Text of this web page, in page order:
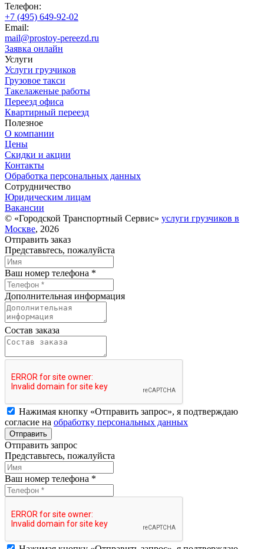
Телефон:
+7 (495) 649-92-02
Email:
mail@prostoy-pereezd.ru
Заявка онлайн
Услуги
Услуги грузчиков
Грузовое такси
Такелаженые работы
Переезд офиса
Квартирный переезд
Полезное
О компании
Цены
Скидки и акции
Контакты
Обработка персональных данных
Сотрудничество
Юридическим лицам
Вакансии
© «Городской Транспортный Сервис» услуги грузчиков в
Москве, 2026
Отправить заказ
Представьтесь, пожалуйста
Ваш номер телефона *
Дополнительная информация
Состав заказа
Нажимая кнопку «Отправить запрос», я подтверждаю
согласие на обработку персональных данных
Отправить
Отправить запрос
Представьтесь, пожалуйста
Ваш номер телефона *